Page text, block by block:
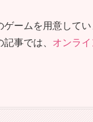
ームを用意して
事では、 オンラ